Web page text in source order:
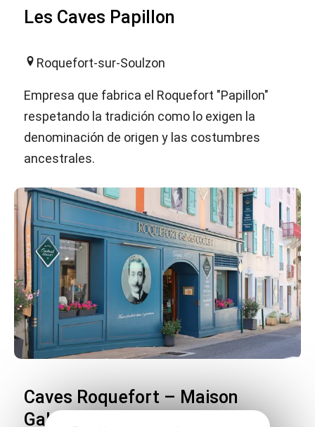
Les Caves Papillon
Roquefort-sur-Soulzon
Empresa que fabrica el Roquefort "Papillon"
respetando la tradición como lo exigen la
denominación de origen y las costumbres
ancestrales.
Caves Roquefort – Maison
Gabriel Coulet